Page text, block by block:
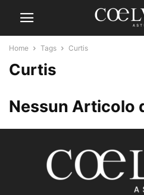
Home Tags Curtis
Curtis
Nessun Articolo